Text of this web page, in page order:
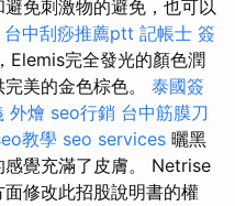
免刺激物的避免，也可以
台中刮痧推薦ptt 記帳士 簽
Elemis完全發光的顏色潤
美的金色棕色。 泰國簽
外燴 seo行銷 台中筋膜刀
教學 seo services 曬黑
覺充滿了皮膚。 Netrise
修改此招股說明書的權